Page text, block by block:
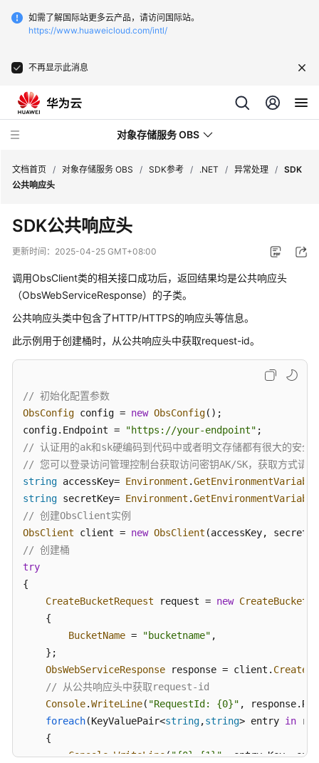
如需了解国际站更多云产品，请访问国际站。
https://www.huaweicloud.com/intl/
不再显示此消息
对象存储服务 OBS
新
动
服
公
告
品
计
费
说
明
快
速
入
门
指
文档首页 / 对象存储服务 OBS / SDK参考 / .NET / 异常处理 / SDK
公共响应头
SDK公共响应头
更新时间： 2025-04-25 GMT+08:00
调用ObsClient类的相关接口成功后，返回结果均是公共响应头
（ObsWebServiceResponse）的子类。
公共响应头类中包含了HTTP/HTTPS的响应头等信息。
此示例用于创建桶时，从公共响应头中获取request-id。
// 初始化配置参数
ObsConfig config = new ObsConfig();
config. Endpoint = "https://your-endpoint"
// 认证用的ak和sk硬编码到代码中或者明文存储都有很大的安全
// 您可以登录访问管理控制台获取访问密钥AK/SK，获取方
string accessKey= Environment .GetEnvironmentVariable
string secretKey= Environment .GetEnvironmentVariable
// 创建ObsClient实例
ObsClient client = new ObsClient
// 创建桶
try
{
CreateBucketRequest request = new
    {
BucketName = "bucketname" ,
    };
ObsWebServiceResponse response = client.
// 从公共响应头中获取request-id
Console.WriteLine( "RequestId: {0}" , response.
foreach(KeyValuePair<string,string> entry in
    {
Console.WriteLine("{0}:{1}", entry.Key,